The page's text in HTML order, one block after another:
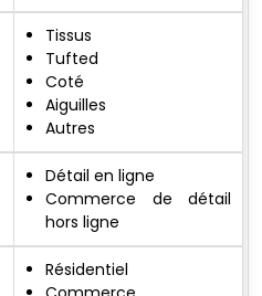
Tissus
Tufted
Coté
Aiguilles
Autres
Détail en ligne
Commerce de détail
hors ligne
Résidentiel